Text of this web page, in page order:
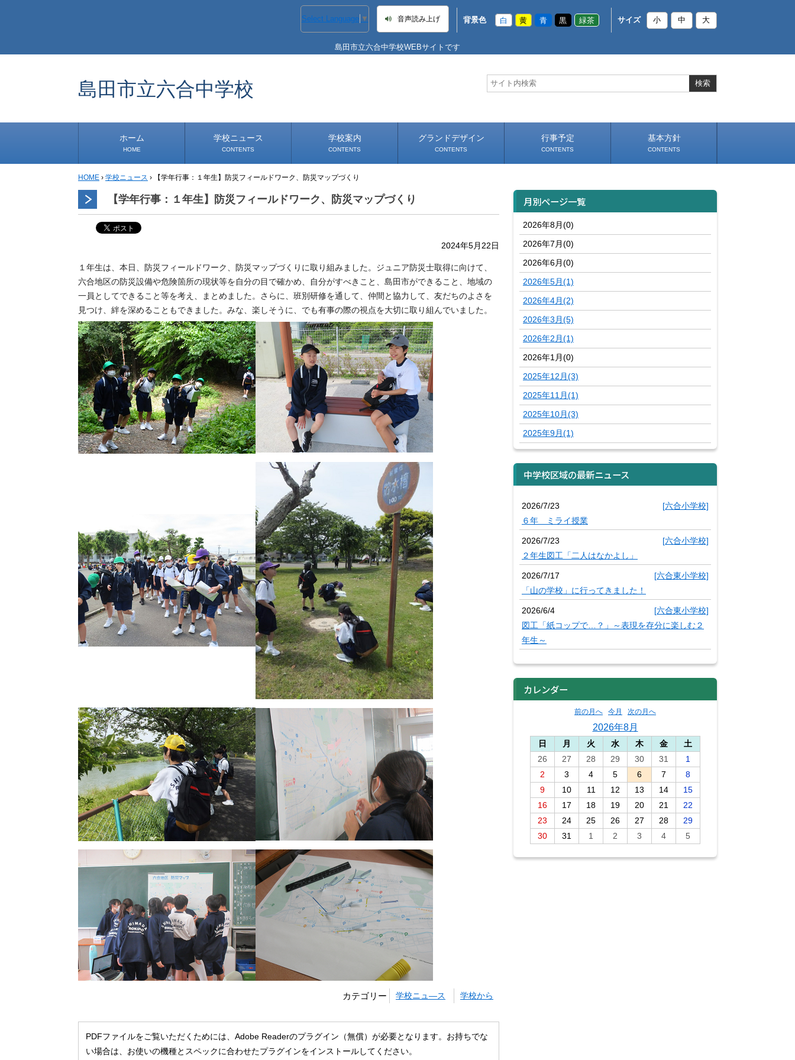
Select Language ▼ 音声読み上げ 背景色 白 黄 青 黒 緑茶 サイズ 小 中 大
島田市立六合中学校WEBサイトです
島田市立六合中学校
ホーム
HOME
学校ニュース
CONTENTS
学校から
安心・安全
1年生
2年生
3年生
事務・保健室から
児童会・部活から
研修
小中連携事業
その他
道徳教育推進事業
生徒発信コーナー
学校案内
CONTENTS
学校長あいさつ
学校へのアクセス
グランドデザイン
CONTENTS
行事予定
CONTENTS
基本方針
CONTENTS
HOME › 学校ニュース › 【学年行事：１年生】防災フィールドワーク、防災マップづくり
【学年行事：１年生】防災フィールドワーク、防災マップづくり
2024年5月22日
１年生は、本日、防災フィールドワーク、防災マップづくりに取り組みました。ジュニア防災士取得に向けて、
六合地区の防災設備や危険箇所の現状等を自分の目で確かめ、自分がすべきこと、島田市ができること、地域の
一員としてできること等を考え、まとめました。さらに、班別研修を通して、仲間と協力して、友だちのよさを
見つけ、絆を深めることもできました。みな、楽しそうに、でも有事の際の視点を大切に取り組んでいました。
カテゴリー 学校ニュ―ス 学校から
PDFファイルをご覧いただくためには、Adobe Readerのプラグイン（無償）が必要となります。お持ちでな
い場合は、お使いの機種とスペックに合わせたプラグインをインストールしてください。
月別ページ一覧
2026年8月(0)
2026年7月(0)
2026年6月(0)
2026年5月(1)
2026年4月(2)
2026年3月(5)
2026年2月(1)
2026年1月(0)
2025年12月(3)
2025年11月(1)
2025年10月(3)
2025年9月(1)
中学校区域の最新ニュース
2026/7/23
[六合小学校]
６年 ミライ授業
2026/7/23
[六合小学校]
２年生図工「二人はなかよし」
2026/7/17
[六合東小学校]
「山の学校」に行ってきました！
2026/6/4
[六合東小学校]
図工「紙コップで…？」～表現を存分に楽しむ２
年生～
カレンダー
前の月へ 今月 次の月へ
2026年8月
日 月 火 水 木 金
土
26
27 28 29 30 31
1
2
3 4 5 6 7
8
9
10 11 12 13 14
15
16
17 18 19 20 21
22
23
24 25 26 27 28
29
30
31 1 2 3 4 5